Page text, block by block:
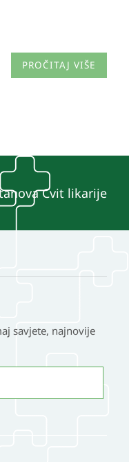
PROČITAJ VIŠE
Cvit likarije
savjete, najnovije